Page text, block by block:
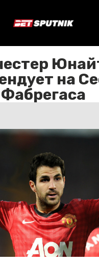
«Манчестер
на
Фабрегаса